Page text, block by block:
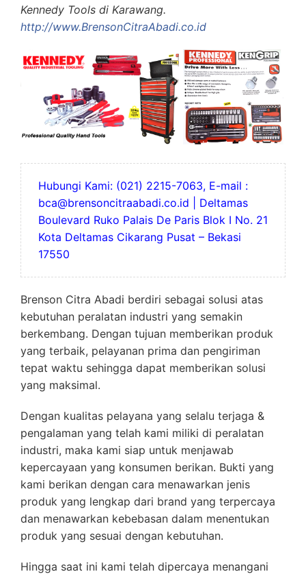
Kennedy Tools di Karawang.
http://www.BrensonCitraAbadi.co.id
Hubungi Kami: (021) 2215-7063, E-mail :
bca@brensoncitraabadi.co.id | Deltamas
Boulevard Ruko Palais De Paris Blok I No. 21
Kota Deltamas Cikarang Pusat – Bekasi
17550
Brenson Citra Abadi berdiri sebagai solusi atas
kebutuhan peralatan industri yang semakin
berkembang. Dengan tujuan memberikan produk
yang terbaik, pelayanan prima dan pengiriman
tepat waktu sehingga dapat memberikan solusi
yang maksimal.
Dengan kualitas pelayana yang selalu terjaga &
pengalaman yang telah kami miliki di peralatan
industri, maka kami siap untuk menjawab
kepercayaan yang konsumen berikan. Bukti yang
kami berikan dengan cara menawarkan jenis
produk yang lengkap dari brand yang terpercaya
dan menawarkan kebebasan dalam menentukan
produk yang sesuai dengan kebutuhan.
Hingga saat ini kami telah dipercaya menangani